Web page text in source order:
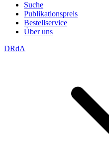
Suche
Publikationspreis
Bestellservice
Über uns
DRdA